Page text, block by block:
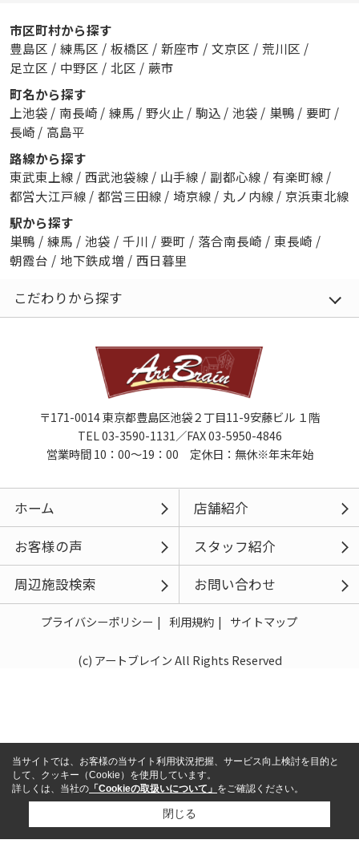
市区町村から探す
豊島区 / 練馬区 / 板橋区 / 新座市 / 文京区 / 荒川区 /
足立区 / 中野区 / 北区 / 蕨市
町名から探す
上池袋 / 南長崎 / 練馬 / 野火止 / 駒込 / 池袋 / 巣鴨 / 要町 /
長崎 / 高島平
路線から探す
東武東上線 / 西武池袋線 / 山手線 / 副都心線 / 有楽町線 /
都営大江戸線 / 都営三田線 / 埼京線 / 丸ノ内線 / 京浜東北線
駅から探す
巣鴨 / 練馬 / 池袋 / 千川 / 要町 / 落合南長崎 / 東長崎 /
朝霞台 / 地下鉄成増 / 西日暮里
こだわりから探す
〒171-0014 東京都豊島区池袋２丁目11-9安藤ビル １階
TEL 03-3590-1131／FAX 03-5950-4846
営業時間 10：00～19：00 定休日：無休※年末年始
ホーム
店舗紹介
お客様の声
スタッフ紹介
周辺施設検索
お問い合わせ
プライバシーポリシー 利用規約 サイトマップ
(c) アートブレイン All Rights Reserved
当サイトでは、お客様の当サイト利用状況把握、サービス向上検討を目的と
して、クッキー（Cookie）を使用しています。
詳しくは、当社の 「Cookieの取扱いについて」 をご確認ください。
閉じる